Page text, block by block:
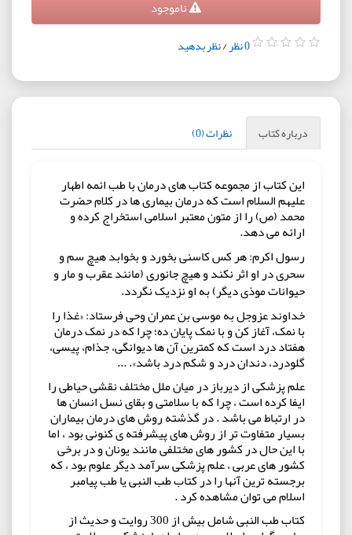
ناموجود
0 نظر /نظر بدهید
درباره کتاب نظرات (0)
این کتاب از مجموعه کتاب های درمان با طب ائمه اطهار
علیهم السلام است که درمان بیماری ها در کلام حضرت
محمد (ص) را از متون معتبر اسلامی استخراج کرده و
ارائه می دهد.
رسول اکرم: هر کس کاسنی بخورد و بخوابد هیچ سم و
سحری در او اثر نکند و هیچ جانوری (مانند عقرب و مار و
حیوانات موذی دیگر) به او نزدیک نگردد.
خداوند عزوجل به موسی بن عمران وحی فرستاد: «غذا را
با نمک، آغاز کن و با نمک پایان ده؛ چرا که در نمک درمان
هفتاد درد است که کمترین آن ها دیوانگی، جذام، پیسی،
گلودرد، دندان درد و شکم درد باشد». ...
علم پزشکی از دیرباز در میان ملل مختلف نقشی حیاطی را
ایفا کرده است ، چرا که با سلامتی و بقای نسل انسان ها
در ارتباط می باشد . در گذشته روش های درمان بیماران
بسیار متفاوت تر از روش های پیشرفته ی کنونی بود ، اما
با این حال در کشور های مختلفی مانند یونان و در برخی
کشور های عربی ، علم پزشکی سرآمد دیگر علوم بود ، که
برجسته ترین آنها را در کتاب طب النبی یا طب پیامبر
اسلام می توان مشاهده کرد .
کتاب طب النبی شامل بیش از 300 روایت و حدیث از